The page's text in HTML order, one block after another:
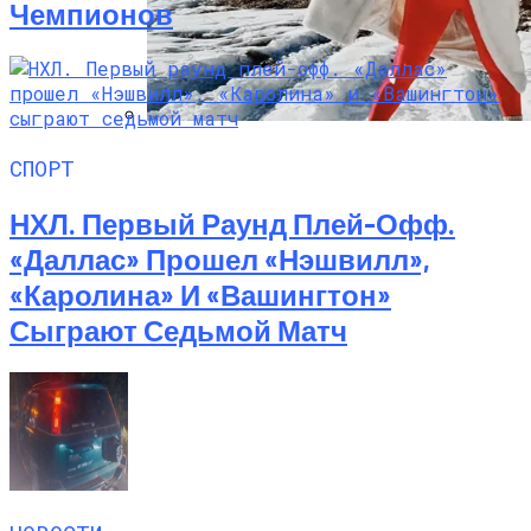
Чемпионов
СПОРТ
НХЛ. Первый Раунд Плей-Офф.
«Даллас» Прошел «Нэшвилл»,
«Каролина» И «Вашингтон»
Сыграют Седьмой Матч